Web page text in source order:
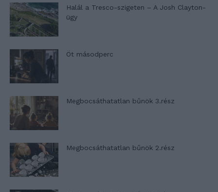
Halál a Tresco-szigeten – A Josh Clayton-
ügy
Öt másodperc
Megbocsáthatatlan bűnök 3.rész
Megbocsáthatatlan bűnök 2.rész